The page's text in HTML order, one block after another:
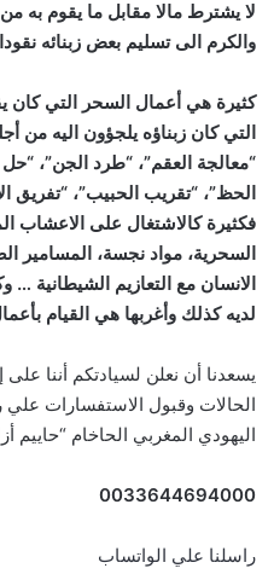
لا يشترط مالا مقابل ما يقوم به
والكرم الى تسليم بعض زبنائه
كثيرة هي أعمال السحر التي كان
التي كان زبناؤه يلجؤون اليه من
“معالجة العقم”، “طرد الجن”، “حل
الحظ”، “تقريب الحبيب”، “تفريق
فكثيرة كالاشتغال على الاعشاب
السحرية، مواد نجسة، المسامير
الانسان مع التعازيم الشيطانية
لديه كذلك وأغربها هي القيام
يسعدنا أن نعلن لسيادتكم أننا
الحالات وقبول الاستفسارات علي
اليهودي المغربي الحاخام “حاييم
0033644694000
راسلنا علي الواتساب